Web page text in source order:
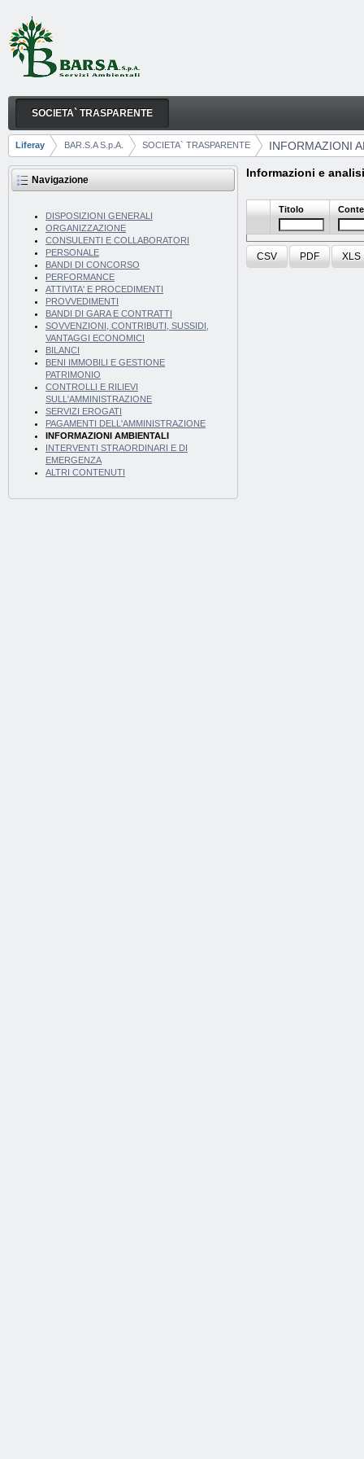
Salta al contenuto
INFORMAZIONI AMBIENTALI
Navigazione
SOCIETA` TRASPARENTE
Breadcrumb
Liferay BAR.S.A S.p.A. SOCIETA` TRASPARENTE INFORMAZIONI
Navigazione
DISPOSIZIONI GENERALI
ORGANIZZAZIONE
CONSULENTI E COLLABORATORI
PERSONALE
BANDI DI CONCORSO
PERFORMANCE
ATTIVITA' E PROCEDIMENTI
PROVVEDIMENTI
BANDI DI GARA E CONTRATTI
SOVVENZIONI, CONTRIBUTI, SUSSIDI,
VANTAGGI ECONOMICI
BILANCI
BENI IMMOBILI E GESTIONE
PATRIMONIO
CONTROLLI E RILIEVI
SULL'AMMINISTRAZIONE
SERVIZI EROGATI
PAGAMENTI DELL'AMMINISTRAZIONE
INFORMAZIONI AMBIENTALI
INTERVENTI STRAORDINARI E DI
EMERGENZA
ALTRI CONTENUTI
Informazioni e
Titolo
CSV PDF XLS